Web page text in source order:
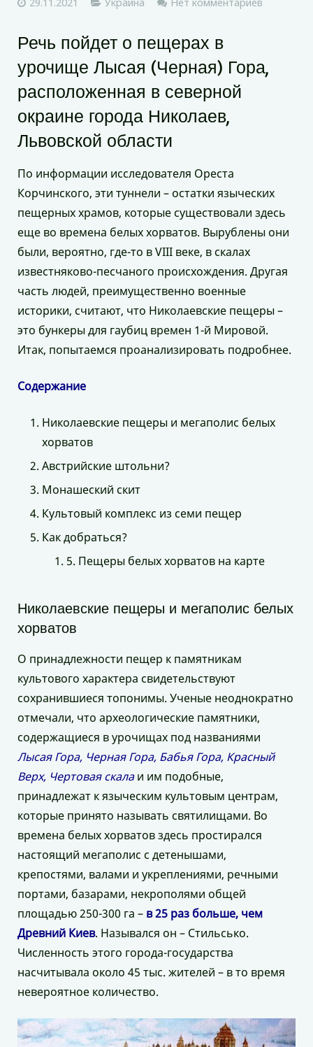
Речь пойдет о пещерах в
урочище Лысая (Черная) Гора,
расположенная в северной
окраине города Николаев,
Львовской области
По информации исследователя Ореста
Корчинского, эти туннели – остатки языческих
пещерных храмов, которые существовали здесь
еще во времена белых хорватов. Вырублены они
были, вероятно, где-то в VIII веке, в скалах
известняково-песчаного происхождения. Другая
часть людей, преимущественно военные
историки, считают, что Николаевские пещеры –
это бункеры для гаубиц времен 1-й Мировой.
Итак, попытаемся проанализировать подробнее.
Содержание
Николаевские пещеры и мегаполис белых
хорватов
Австрийские штольни?
Монашеский скит
Культовый комплекс из семи пещер
Как добраться?
5. Пещеры белых хорватов на карте
Николаевские пещеры и мегаполис белых
хорватов
О принадлежности пещер к памятникам
культового характера свидетельствуют
сохранившиеся топонимы. Ученые неоднократно
отмечали, что археологические памятники,
содержащиеся в урочищах под названиями
Лысая Гора, Черная Гора, Бабья Гора, Красный
Верх, Чертовая скалаи им подобные,
принадлежат к языческим культовым центрам,
которые принято называть святилищами. Во
времена белых хорватов здесь простирался
настоящий мегаполис с детенышами,
крепостями, валами и укреплениями, речными
портами, базарами, некрополями общей
площадью 250-300 га – в 25 раз больше, чем
Древний Киев. Назывался он – Стильсько.
Численность этого города-государства
насчитывала около 45 тыс. жителей – в то время
невероятное количество.